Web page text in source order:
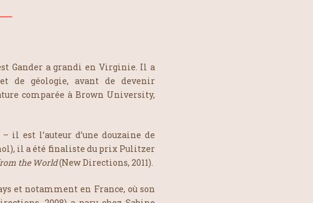
Gander a grandi en Virginie. Il a
de géologie, avant de devenir
comparée à Brown University,
il est l’auteur d’une douzaine de
il a été finaliste du prix Pulitzer
the World(New Directions, 2011).
et notamment en France, où son